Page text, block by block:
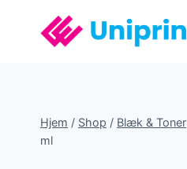
Hjem / Shop / Blæk & Toner
ml